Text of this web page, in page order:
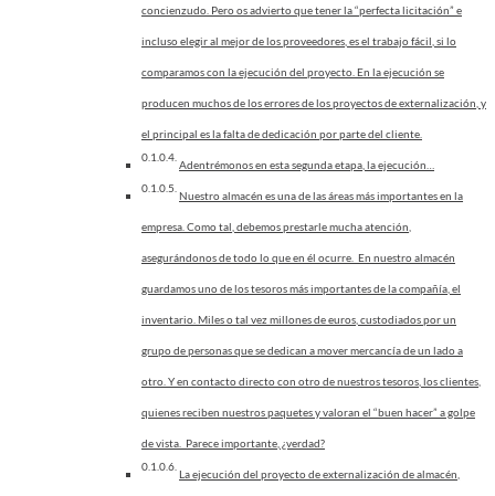
concienzudo. Pero os advierto que tener la “perfecta licitación” e
incluso elegir al mejor de los proveedores, es el trabajo fácil, si lo
comparamos con la ejecución del proyecto. En la ejecución se
producen muchos de los errores de los proyectos de externalización, y
el principal es la falta de dedicación por parte del cliente.
Adentrémonos en esta segunda etapa, la ejecución…
Nuestro almacén es una de las áreas más importantes en la
empresa. Como tal, debemos prestarle mucha atención,
asegurándonos de todo lo que en él ocurre. En nuestro almacén
guardamos uno de los tesoros más importantes de la compañía, el
inventario. Miles o tal vez millones de euros, custodiados por un
grupo de personas que se dedican a mover mercancía de un lado a
otro. Y en contacto directo con otro de nuestros tesoros, los clientes,
quienes reciben nuestros paquetes y valoran el “buen hacer” a golpe
de vista. Parece importante, ¿verdad?
La ejecución del proyecto de externalización de almacén,